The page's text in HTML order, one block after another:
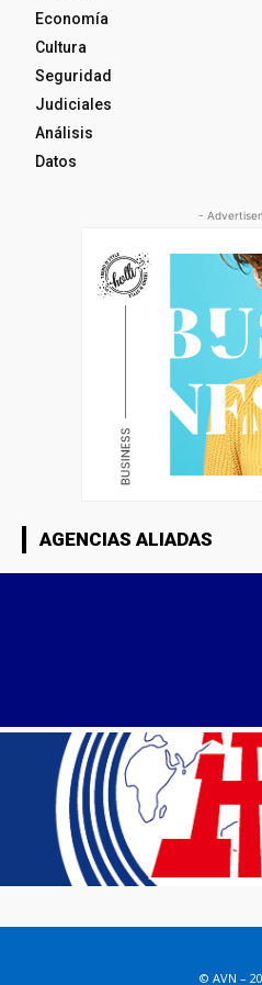
Economía
Cultura
Seguridad
Judiciales
Análisis
Datos
-
AGENCIAS ALIADAS
© AVN –